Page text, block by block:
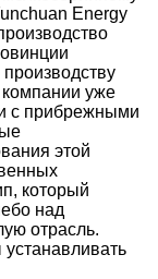
Energy
уже
с прибрежными
этой
который
над
отрасль.